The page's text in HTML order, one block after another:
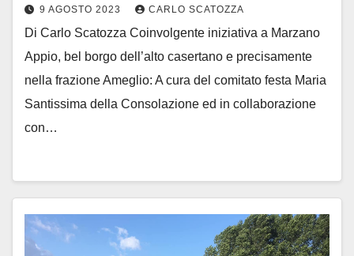
9 AGOSTO 2023 CARLO SCATOZZA
Di Carlo Scatozza Coinvolgente iniziativa a Marzano
Appio, bel borgo dell’alto casertano e precisamente
nella frazione Ameglio: A cura del comitato festa Maria
Santissima della Consolazione ed in collaborazione
con…